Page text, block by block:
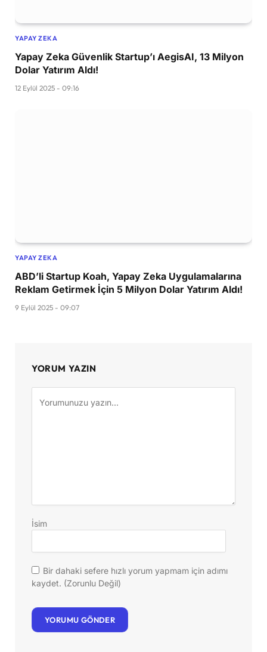
YAPAY ZEKA
Yapay Zeka Güvenlik Startup’ı AegisAI, 13 Milyon
Dolar Yatırım Aldı!
12 Eylül 2025 - 09:16
YAPAY ZEKA
ABD’li Startup Koah, Yapay Zeka Uygulamalarına
Reklam Getirmek İçin 5 Milyon Dolar Yatırım Aldı!
9 Eylül 2025 - 09:07
YORUM YAZIN
İsim
Bir dahaki sefere hızlı yorum yapmam için adımı
kaydet. (Zorunlu Değil)